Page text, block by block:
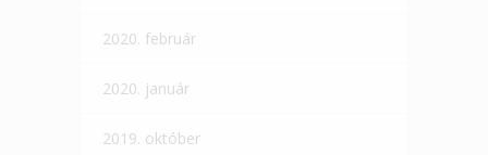
2020. február
2020. január
2019. október